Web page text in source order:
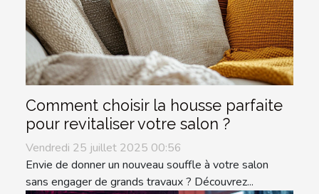
Comment choisir la housse parfaite
pour revitaliser votre salon ?
Vendredi 25 juillet 2025 00:56
Envie de donner un nouveau souffle à votre salon
sans engager de grands travaux ? Découvrez...